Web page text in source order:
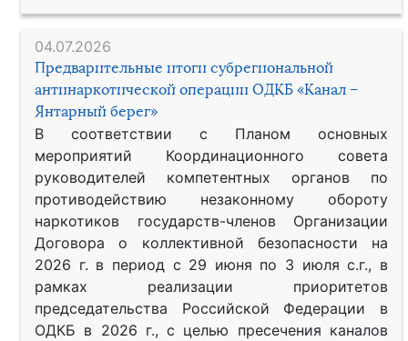
04.07.2026
Предварительные итоги субрегиональной
антинаркотической операции ОДКБ «Канал –
Янтарный берег»
В соответствии с Планом основных
мероприятий Координационного совета
руководителей компетентных органов по
противодействию незаконному обороту
наркотиков государств-членов Организации
Договора о коллективной безопасности на
2026 г. в период с 29 июня по 3 июля с.г., в
рамках реализации приоритетов
председательства Российской Федерации в
ОДКБ в 2026 г., с целью пресечения каналов